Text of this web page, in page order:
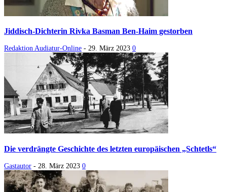
Jiddisch-Dichterin Rivka Basman Ben-Haim gestorben
Redaktion Audiatur-Online - 29. März 2023 0
Die verdrängte Geschichte des letzten europäischen „Schtetls“
Gastautor - 28. März 2023 0